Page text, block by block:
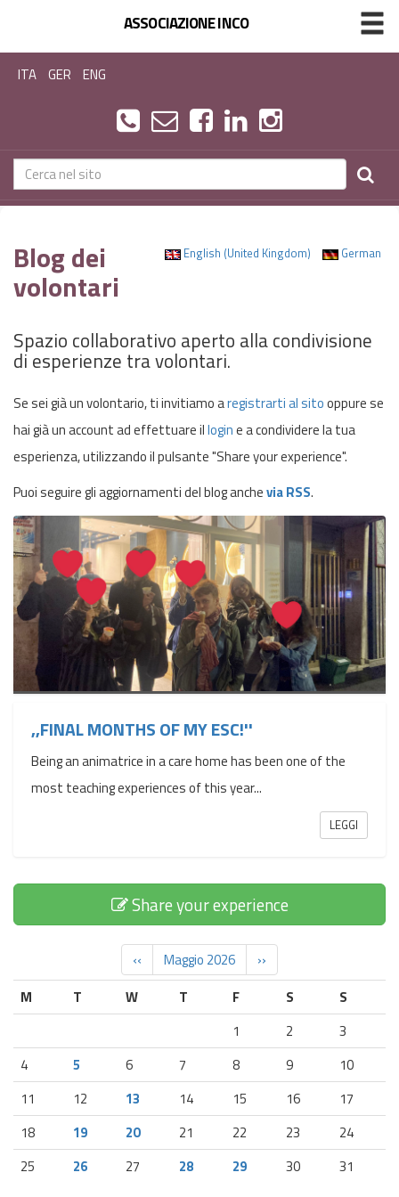
ASSOCIAZIONE INCO
ITA GER ENG
English (United Kingdom) German
Blog dei
volontari
Spazio collaborativo aperto alla condivisione
di esperienze tra volontari.
Se sei già un volontario, ti invitiamo aregistrarti al sitooppure se
hai già un account ad effettuare illogine a condividere la tua
esperienza, utilizzando il pulsante "Share your experience".
Puoi seguire gli aggiornamenti del blog anchevia RSS.
,,FINAL MONTHS OF MY ESC!''
Being an animatrice in a care home has been one of the
most teaching experiences of this year...
LEGGI
Share your experience
‹‹ Maggio 2026
››
M
T W T F S
S
1
2
3
4
5 6 7 8 9
10
11
12 13 14 15 16
17
18
19 20 21 22 23
24
25
26 27 28 29 30 31